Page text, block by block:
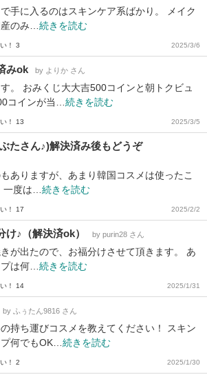
手に入るのはスキンケア系ばかり。 メイク
のみ… 続きを読む
！ 3 2025/3/6
みok by よりか さん
。 おみくじ大大吉500コインと朝トクビュ
コインが当… 続きを読む
！ 13 2025/3/5
たさん♪)解決済み後もどうぞ
ありますが、あまり韓国コスメは使ったこ
一度は… 続きを読む
！ 17 2025/2/2
♪（解決済ok） by purin28 さん
が出たので、お福分けさせて頂きます。 あ
は何… 続きを読む
！ 14 2025/1/31
by ふぅたん9816 さん
持ち運びコスメを教えてください！ スキン
何でもOK… 続きを読む
！ 2 2025/1/30